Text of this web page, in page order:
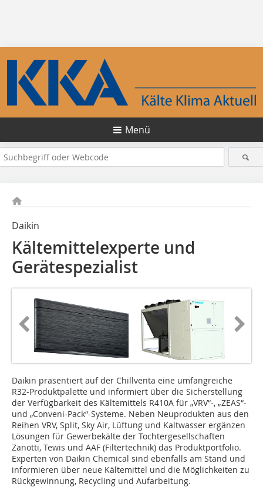
Menü
Daikin
Kältemittelexperte und
Gerätespezialist
Daikin präsentiert auf der Chillventa eine umfangreiche
R32-Produktpalette und informiert über die Sicherstellung
der Verfügbarkeit des Kältemittels R410A für „VRV“-, „ZEAS“-
und „Conveni-Pack“-Systeme. Neben Neuprodukten aus den
Reihen VRV, Split, Sky Air, Lüftung und Kaltwasser ergänzen
Lösungen für Gewerbekälte der Tochtergesellschaften
Zanotti, Tewis und AAF (Filtertechnik) das Produktportfolio.
Experten von Daikin Chemical sind ebenfalls am Stand und
informieren über neue Kältemittel und die Möglichkeiten zu
Rückgewinnung, Recycling und Aufarbeitung.